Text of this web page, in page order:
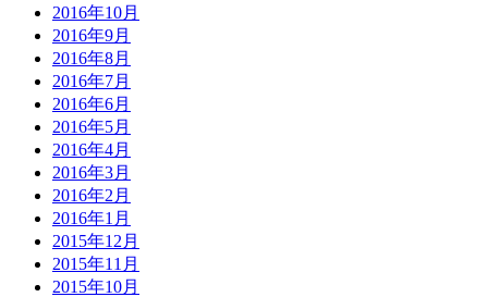
2016年10月
2016年9月
2016年8月
2016年7月
2016年6月
2016年5月
2016年4月
2016年3月
2016年2月
2016年1月
2015年12月
2015年11月
2015年10月